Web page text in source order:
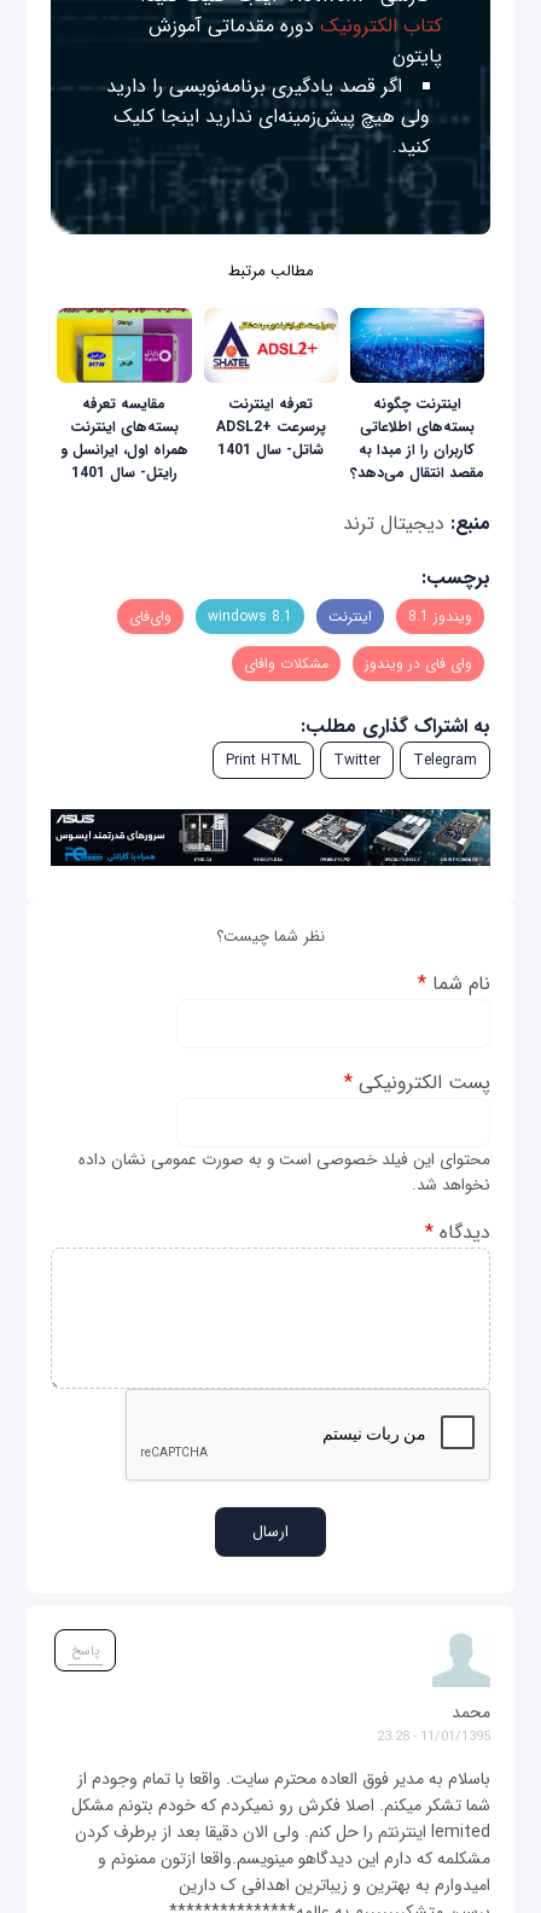
کتاب الکترونیک دوره مقدماتی آموزش
پایتون
اگر قصد یادگیری برنامه‌نویسی را دارید
ولی هیچ پیش‌زمینه‌ای نداریداینجا کلیک
کنید.
مطالب مرتبط
اینترنت چگونه
بسته‌های اطلاعاتی
کاربران را از مبدا به
مقصد انتقال می‌دهد؟
تعرفه اینترنت
پرسرعت +ADSL2
شاتل- سال 1401
مقایسه تعرفه‌
بسته‌های اینترنت
همراه‌ اول، ایرانسل و
رایتل- سال 1401
منبع: دیجیتال ترند
برچسب:
ویندوز 8.1 اینترنت windows 8.1 وای‌فای
وای فای در ویندوز مشکلات وافای
به اشتراک گذاری مطلب:
Telegram
Twitter
Print HTML
نظر شما چیست؟
نام شما*
پست الکترونیکی*
محتوای این فیلد خصوصی است و به صورت عمومی نشان داده
نخواهد شد.
دیدگاه*
پاسخ
محمد
11/01/1395 - 23:28
باسلام به مدیر فوق العاده محترم سایت. واقعا با تمام وجودم از
شما تشکر میکنم. اصلا فکرش رو نمیکردم که خودم بتونم مشکل
lemited اینترنتم را حل کنم. ولی الان دقیقا بعد از برطرف کردن
مشکلمه که دارم این دیدگاهو مینویسم.واقعا ازتون ممنونم و
امیدوارم به بهترین و زیباترین اهدافی ک دارین